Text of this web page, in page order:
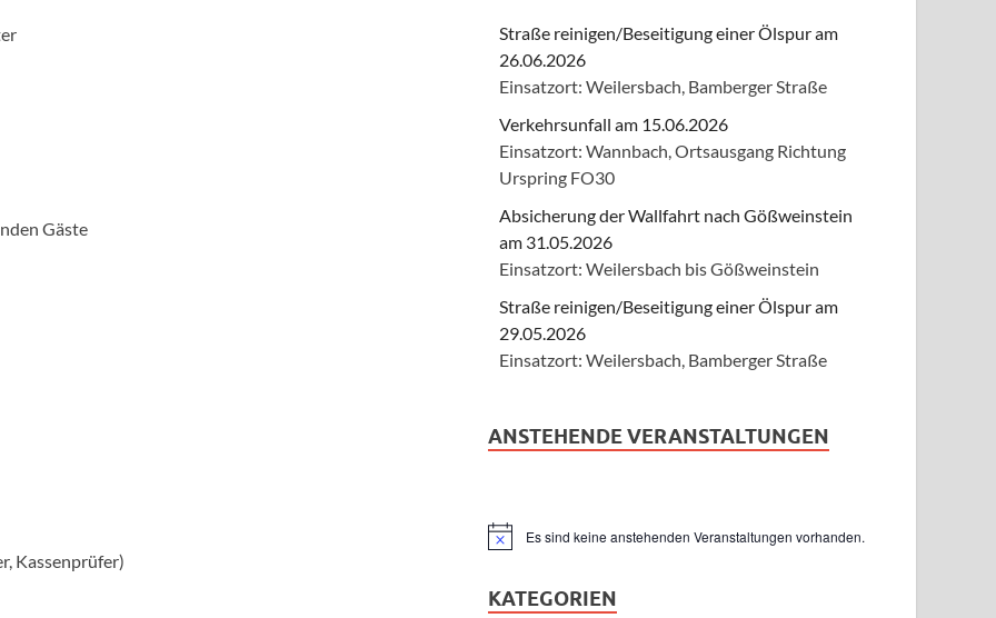
Gäste
Kassenprüfer)
Straße reinigen/Beseitigung einer Ölspur am
26.06.2026
Einsatzort: Weilersbach, Bamberger Straße
Verkehrsunfall am 15.06.2026
Einsatzort: Wannbach, Ortsausgang Richtung
Urspring FO30
Absicherung der Wallfahrt nach Gößweinstein
am 31.05.2026
Einsatzort: Weilersbach bis Gößweinstein
Straße reinigen/Beseitigung einer Ölspur am
29.05.2026
Einsatzort: Weilersbach, Bamberger Straße
ANSTEHENDE VERANSTALTUNGEN
HinweisEs sind keine anstehenden Veranstaltungen vorhanden.
KATEGORIEN